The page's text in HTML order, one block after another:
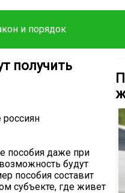
и порядок
получить
россиян
пособия даже при
будут
пособия составит
субъекте, где живет